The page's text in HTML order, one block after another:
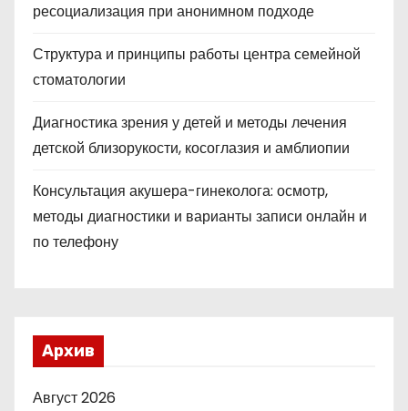
ресоциализация при анонимном подходе
Структура и принципы работы центра семейной
стоматологии
Диагностика зрения у детей и методы лечения
детской близорукости, косоглазия и амблиопии
Консультация акушера-гинеколога: осмотр,
методы диагностики и варианты записи онлайн и
по телефону
Архив
Август 2026